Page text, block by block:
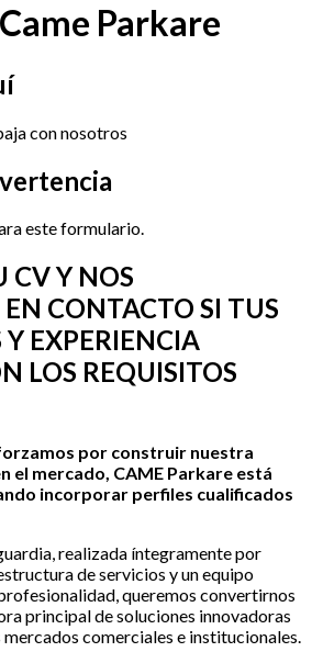
Parkare
con nosotros
este formulario.
CV Y NOS
EN CONTACTO SI TUS
Y EXPERIENCIA
LOS REQUISITOS
por construir nuestra
el mercado, CAME Parkare está
incorporar perfiles cualificados
,realizada íntegramentepor
deservicios y un equipo
queremos convertirnos
principal desoluciones innovadoras
mercados comerciales e institucionales.